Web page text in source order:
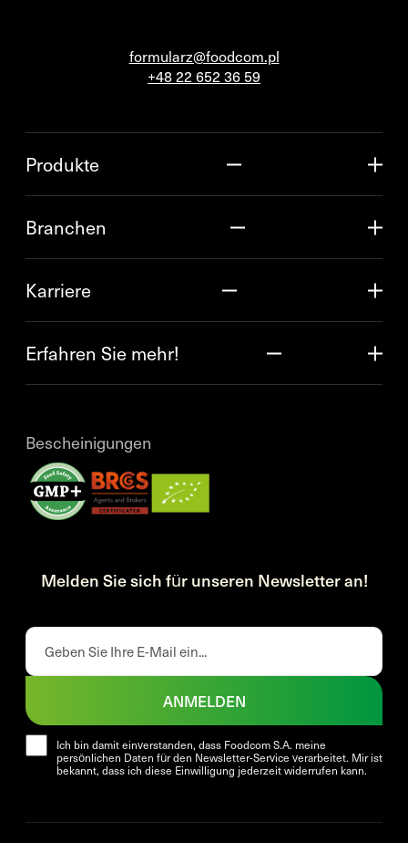
formularz@foodcom.pl
+48 22 652 36 59
Produkte
Branchen
Karriere
Erfahren Sie mehr!
Bescheinigungen
Melden Sie sich für unseren Newsletter an!
Ich bin damit einverstanden, dass Foodcom S.A. meine
persönlichen Daten für den Newsletter-Service verarbeitet. Mir ist
bekannt, dass ich diese Einwilligung jederzeit widerrufen kann.
ANMELDEN